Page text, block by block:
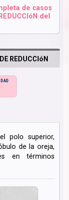
de casos
del
REDUCCIóN
polo superior,
de la oreja,
en términos